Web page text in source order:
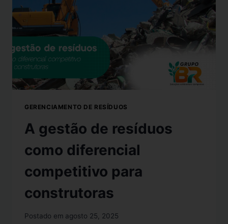
GERENCIAMENTO DE RESÍDUOS
A gestão de resíduos
como diferencial
competitivo para
construtoras
Postado em agosto 25, 2025